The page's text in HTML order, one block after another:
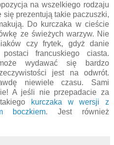
na wszelkiego rodzaju
się prezentują takie paczuszki,
Do kurczaka w cieście
ze świeżych warzyw. Nie
czy frytek, gdyż danie
francuskiego ciasta.
wydawać się bardzo
jest na odwrót.
niewiele czasu. Sami
A jeśli nie przepadacie za
kurczaka w wersji z
boczkiem. Jest również